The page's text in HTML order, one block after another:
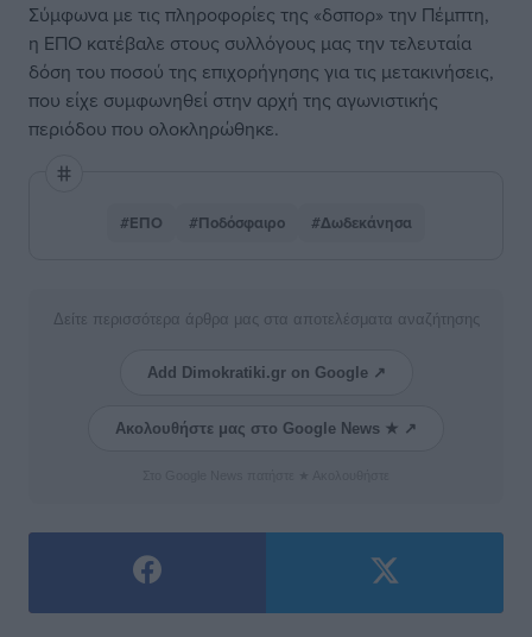
Σύμφωνα με τις πληροφορίες της «δσπορ» την Πέμπτη,
η ΕΠΟ κατέβαλε στους συλλόγους μας την τελευταία
δόση του ποσού της επιχορήγησης για τις μετακινήσεις,
που είχε συμφωνηθεί στην αρχή της αγωνιστικής
περιόδου που ολοκληρώθηκε.
#ΕΠΟ #Ποδόσφαιρο #Δωδεκάνησα
Δείτε περισσότερα άρθρα μας στα αποτελέσματα αναζήτησης
Add Dimokratiki.gr on Google ↗
Ακολουθήστε μας στο Google News ★ ↗